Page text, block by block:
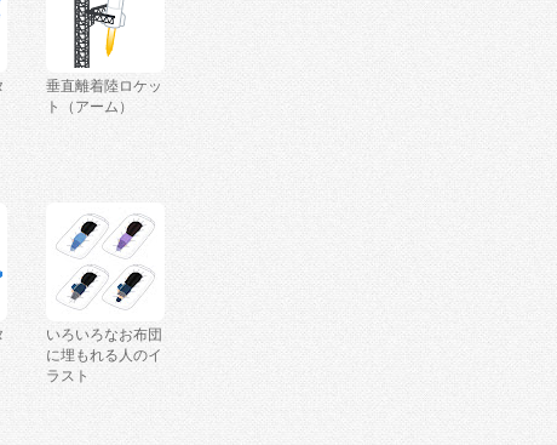
垂直離着陸ロケッ
ト（アーム）
いろいろなお布団
に埋もれる人のイ
ラスト